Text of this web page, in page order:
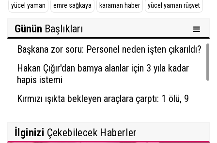
yücel yaman emre sağkaya karaman haber yücel yaman rüşvet
Günün Başlıkları
Başkana zor soru: Personel neden işten çıkarıldı?
Hakan Çığır'dan bamya alanlar için 3 yıla kadar
hapis istemi
Kırmızı ışıkta bekleyen araçlara çarptı: 1 ölü, 9
İlginizi Çekebilecek Haberler